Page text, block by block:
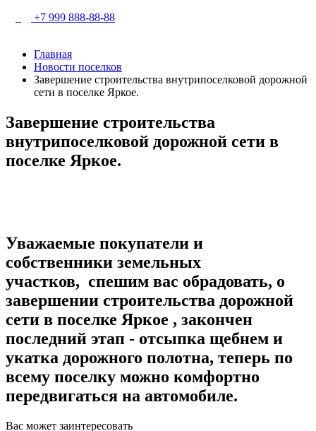
+7 999 888-88-88
Главная
Новости поселков
Завершение строительства внутрипоселковой дорожной
сети в поселке Яркое.
Завершение строительства
внутрипоселковой дорожной сети в
поселке Яркое.
Уважаемые покупатели и
собственники земельных
участков, спешим вас обрадовать, о
завершении строительства дорожной
сети в поселке Яркое , закончен
последний этап - отсыпка щебнем и
укатка дорожного полотна, теперь по
всему поселку можно комфортно
передвигаться на автомобиле.
Вас может заинтересовать